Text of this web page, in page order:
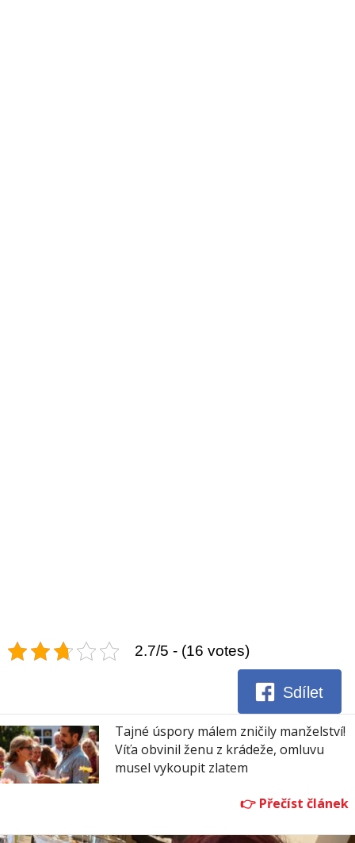
2.7/5 - (16 votes)
Sdílet
Tajné úspory málem zničily manželství!
Víťa obvinil ženu z krádeže, omluvu
musel vykoupit zlatem